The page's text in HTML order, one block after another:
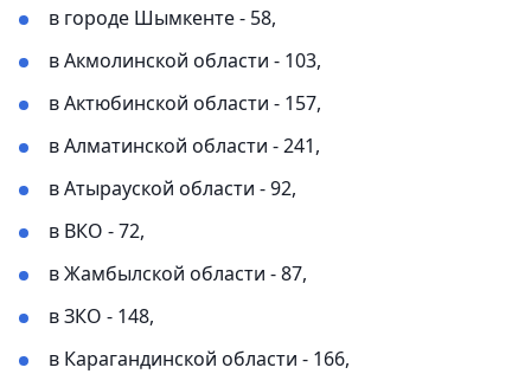
в городе Шымкенте - 58,
в Акмолинской области - 103,
в Актюбинской области - 157,
в Алматинской области - 241,
в Атырауской области - 92,
в ВКО - 72,
в Жамбылской области - 87,
в ЗКО - 148,
в Карагандинской области - 166,